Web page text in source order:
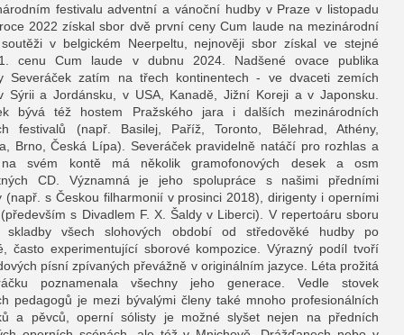
festivalu adventní a vánoční hudby v Praze v listopadu
2022 získal sbor dvě první ceny Cum laude na mezinárodní
v belgickém Neerpeltu, nejnověji sbor získal ve stejné
cenu Cum laude v dubnu 2024. Nadšené ovace publika
Severáček zatím na třech kontinentech - ve dvaceti zemích
Sýrii a Jordánsku, v USA, Kanadě, Jižní Koreji a v Japonsku.
bývá též hostem Pražského jara i dalších mezinárodních
festivalů (např. Basilej, Paříž, Toronto, Bělehrad, Athény,
Brno, Česká Lípa). Severáček pravidelně natáčí pro rozhlas a
na svém kontě má několik gramofonových desek a osm
CD. Významná je jeho spolupráce s našimi předními
(např. s Českou filharmonií v prosinci 2018), dirigenty i operními
s Divadlem F. X. Šaldy v Liberci). V repertoáru sboru
skladby všech slohových období od středověké hudby po
často experimentující sborové kompozice. Výrazný podíl tvoří
písní zpívaných převážně v originálním jazyce. Léta prožitá
poznamenala všechny jeho generace. Vedle stovek
pedagogů je mezi bývalými členy také mnoho profesionálních
a pěvců, operní sólisty je možné slyšet nejen na předních